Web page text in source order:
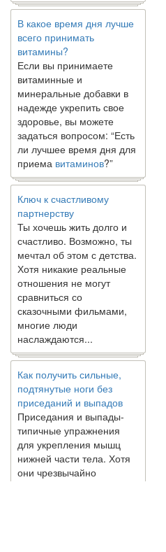
В какое время дня лучше
всего принимать
витамины?
Если вы принимаете
витаминные и
минеральные добавки в
надежде укрепить свое
здоровье, вы можете
задаться вопросом: “Есть
ли лучшее время дня для
приемавитаминов?”
Ключ к счастливому
партнерству
Ты хочешь жить долго и
счастливо. Возможно, ты
мечтал об этом с детства.
Хотя никакие реальные
отношения не могут
сравниться со
сказочными фильмами,
многие люди
наслаждаются...
Как получить сильные,
подтянутые ноги без
приседаний и выпадов
Приседания и выпады-
типичные упражнения
для укрепления мышц
нижней части тела. Хотя
они чрезвычайно
распространены, они не